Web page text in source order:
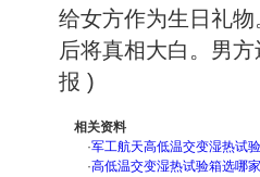
给女方作为生日礼
后将真相大白。男
报 )
相关资料
·军工航天高低温交变湿热试
·高低温交变湿热试验箱选哪